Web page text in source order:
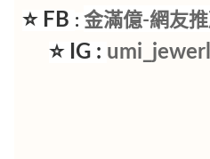
⭐ FB :金滿億-網友
⭐ IG :